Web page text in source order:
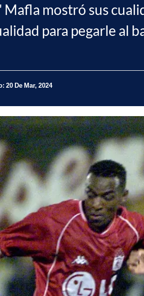
Mafla mostró sus
para pegarle al
20 De Mar, 2024